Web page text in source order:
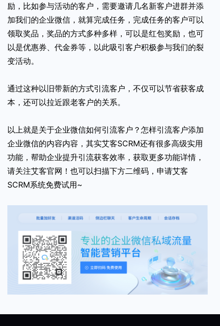
励，比如参与活动的客户，需要邀请几名新客户进群并添
加我们的企业微信，就算完成任务，完成任务的客户可以
领取奖品，奖品的方式多种多样，可以是红包奖励，也可
以是优惠券、代金券等，以此吸引客户积极参与我们的裂
变活动。
通过这种以旧带新的方式引流客户，不仅可以节省获客成
本，还可以拉近跟老客户的关系。
以上就是关于企业微信如何引流客户？怎样引流客户添加
企业微信的内容内容，其实艾客SCRM还有很多高级实用
功能，帮助企业提升引流获客效率，获取更多功能详情，
请关注艾客官网！也可以扫描下方二维码，申请艾客
SCRM系统免费试用~